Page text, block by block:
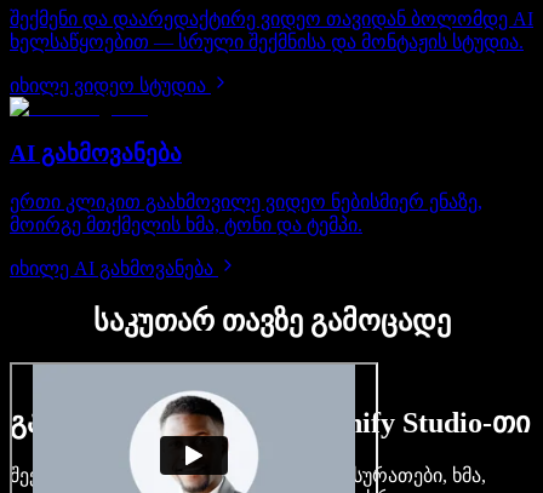
შექმენი და დაარედაქტირე ვიდეო თავიდან ბოლომდე AI
ხელსაწყოებით — სრული შექმნისა და მონტაჟის სტუდია.
იხილე ვიდეო სტუდია
AI გახმოვანება
ერთი კლიკით გაახმოვილე ვიდეო ნებისმიერ ენაზე,
მოირგე მთქმელის ხმა, ტონი და ტემპი.
იხილე AI გახმოვანება
საკუთარ თავზე გამოცადე
გაიგე, რას შეძლებ Speechify Studio-თი
შექმენი გახმოვანება, დაამატე უფასო სურათები, ხმა,